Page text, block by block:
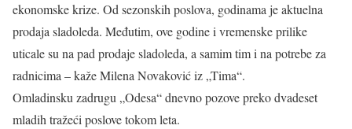
ekonomske krize. Od sezonskih poslova, godinama je aktuelna
prodaja sladoleda. Međutim, ove godine i vremenske prilike
uticale su na pad prodaje sladoleda, a samim tim i na potrebe za
radnicima – kaže Milena Novaković iz „Tima“.
Omladinsku zadrugu „Odesa“ dnevno pozove preko dvadeset
mladih tražeći poslove tokom leta.